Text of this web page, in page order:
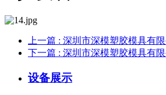
上一篇 : 深圳市深模塑胶模具有
下一篇 : 深圳市深模塑胶模具有
设备展示